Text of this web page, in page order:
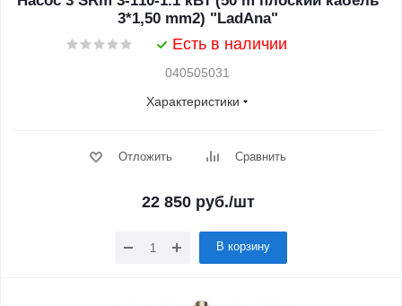
3*1,50 mm2) "LadAna"
Есть в наличии
040505031
Характеристики
Отложить Сравнить
22 850руб./шт
В корзину